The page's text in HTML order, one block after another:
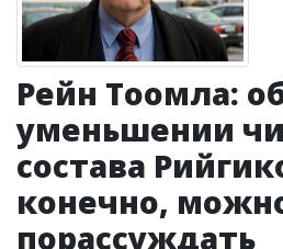
Рейн Тоомла:
уменьшении
состава
конечно,
порассуждать